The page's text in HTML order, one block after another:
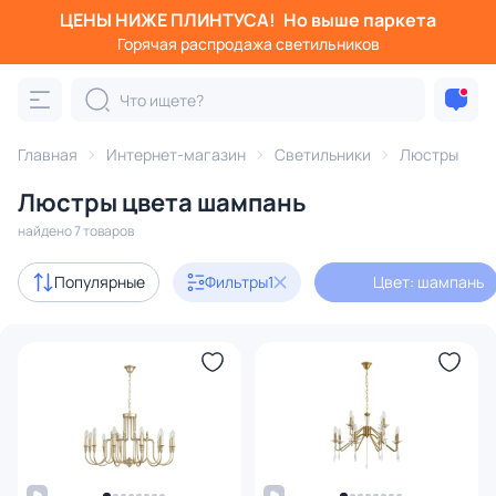
ЦЕНЫ НИЖЕ ПЛИНТУСА! Но выше паркета
Горячая распродажа светильников
Главная Интернет-магазин Светильники Люстры
Люстры цвета шампань
найдено 7 товаров
Популярные Фильтры1 Цвет: шампань
Фильтры
Категория:
подвесные потолочные светодиодные
с 3D-моделями